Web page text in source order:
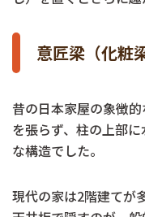
意匠梁（化粧
昔の日本家屋の象徴
を張らず、柱の上部
な構造でした。
現代の家は2階建てが